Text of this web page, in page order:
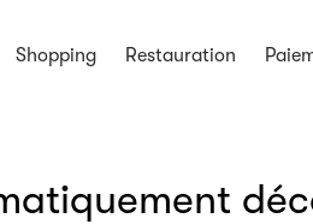
Shopping Restauration